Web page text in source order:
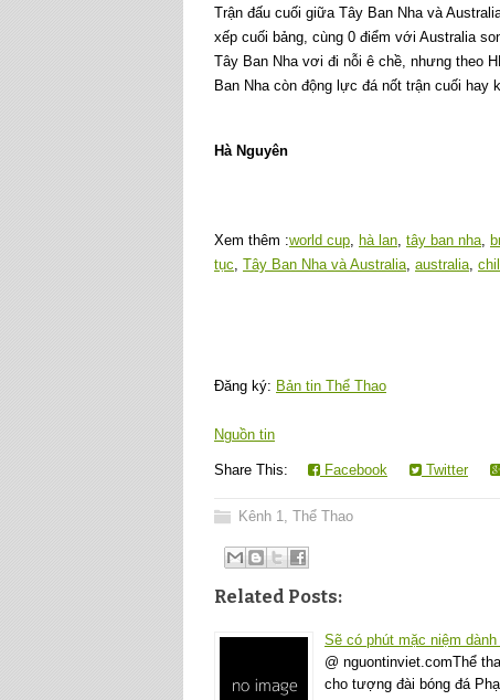
Trận đấu cuối giữa Tây Ban Nha và
xếp cuối bảng, cùng 0 điểm với Australia
Tây Ban Nha vơi đi nỗi ê chề, nhưng theo
Ban Nha còn động lực đá nốt trận cuối hay
Hà Nguyên
Xem thêm :world cup, hà lan, tây ban nha,
tục, Tây Ban Nha và Australia, australia,
Đăng ký: Bản tin Thể Thao
Nguồn tin
Share This: Facebook Twitter
Kênh 1, Thể Thao
Related Posts:
Sẽ có phút mặc niệm
@ nguontinviet.comThể
cho tượng đài bóng đá